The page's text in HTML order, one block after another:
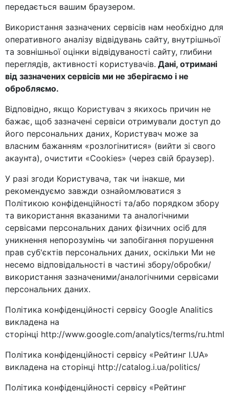
передається вашим браузером.
Використання зазначених сервісів нам необхідно для
оперативного аналізу відвідувань сайту, внутрішньої
та зовнішньої оцінки відвідуваності сайту, глибини
переглядів, активності користувачів. Дані, отримані
від зазначених сервісів ми не зберігаємо і не
обробляємо.
Відповідно, якщо Користувач з якихось причин не
бажає, щоб зазначені сервіси отримували доступ до
його персональних даних, Користувач може за
власним бажанням «розлогінитися» (вийти зі свого
акаунта), очистити «Cookies» (через свій браузер).
У разі згоди Користувача, так чи інакше, ми
рекомендуємо завжди ознайомлюватися з
Політикою конфіденційності та/або порядком збору
та використання вказаними та аналогічними
сервісами персональних даних фізичних осіб для
уникнення непорозумінь чи запобігання порушення
прав суб'єктів персональних даних, оскільки Ми не
несемо відповідальності в частині збору/обробки/
використання зазначеними/аналогічними сервісами
персональних даних.
Політика конфіденційності сервісу Google Analitics
викладена на
сторінці http://www.google.com/analytics/terms/ru.html
Політика конфіденційності сервісу «Рейтинг I.UA»
викладена на сторінці http://catalog.i.ua/politics/
Політика конфіденційності сервісу «Рейтинг